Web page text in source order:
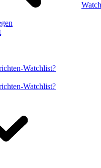
Watchlist?
Watchlist?